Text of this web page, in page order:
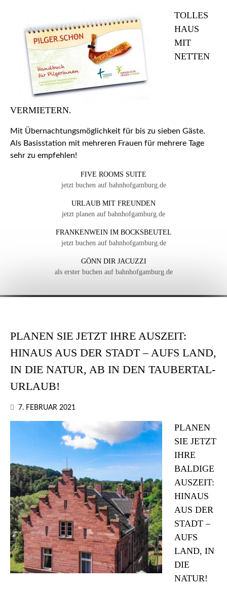
TOLLES
HAUS
MIT
NETTEN
VERMIETERN.
Mit Übernachtungsmöglichkeit für bis zu sieben Gäste.
Als Basisstation mit mehreren Frauen für mehrere Tage
sehr zu empfehlen!
FIVE ROOMS SUITE
jetzt buchen auf bahnhofgamburg.de
URLAUB MIT FREUNDEN
jetzt planen auf bahnhofgamburg.de
FRANKENWEIN IM BOCKSBEUTEL
jetzt buchen auf bahnhofgamburg.de
GÖNN DIR JACUZZI
als erster buchen auf bahnhofgamburg.de
PLANEN SIE JETZT IHRE AUSZEIT:
HINAUS AUS DER STADT – AUFS LAND,
IN DIE NATUR, AB IN DEN TAUBERTAL-
URLAUB!
7. FEBRUAR 2021
PLANEN
SIE JETZT
IHRE
BALDIGE
AUSZEIT:
HINAUS
AUS DER
STADT –
AUFS
LAND, IN
DIE
NATUR!